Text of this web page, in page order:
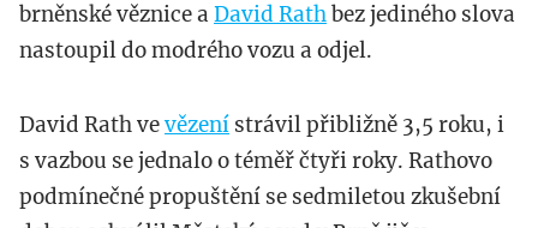
brněnské věznice a David Rathbez jediného slova
nastoupil do modrého vozu a odjel.
David Rath vevězení strávil přibližně 3,5 roku, i
s vazbou se jednalo o téměř čtyři roky. Rathovo
podmínečné propuštění se sedmiletou zkušební